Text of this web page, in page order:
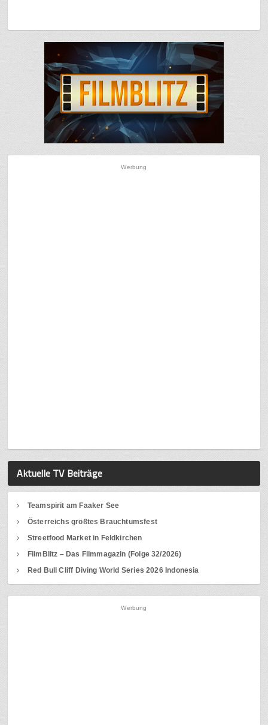
Werbung
Aktuelle TV Beiträge
Teamspirit am Faaker See
Österreichs größtes Brauchtumsfest
Streetfood Market in Feldkirchen
FilmBlitz – Das Filmmagazin (Folge 32/2026)
Red Bull Cliff Diving World Series 2026 Indonesia
Werbung